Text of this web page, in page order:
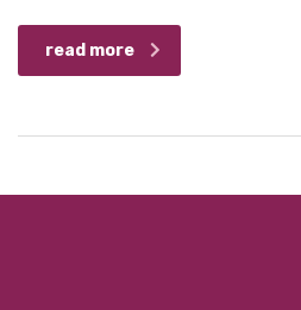
read more